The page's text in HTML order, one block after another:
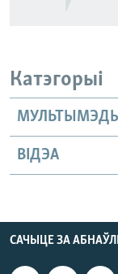
Катэгорыі
ВІДЭА
САЧЫЦЕ ЗА